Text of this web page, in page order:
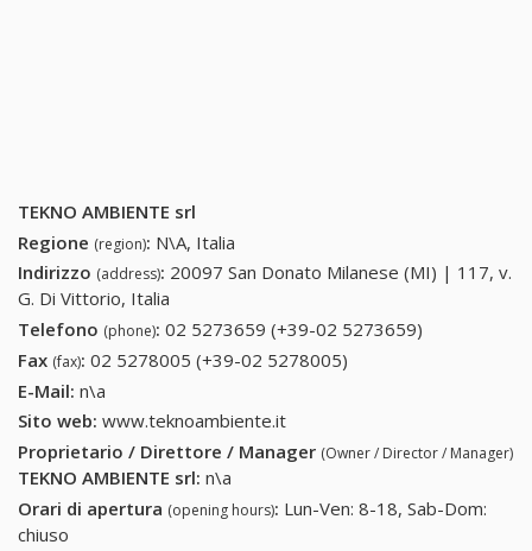
TEKNO AMBIENTE srl
Regione (region): N\A, Italia
Indirizzo (address): 20097 San Donato Milanese (MI) | 117, v.
G. Di Vittorio, Italia
Telefono (phone): 02 5273659 (+39-02 5273659)
Fax (fax): 02 5278005 (+39-02 5278005)
E-Mail: n\a
Sito web: www.teknoambiente.it
Proprietario / Direttore / Manager (Owner / Director / Manager)
TEKNO AMBIENTE srl: n\a
Orari di apertura (opening hours): Lun-Ven: 8-18, Sab-Dom:
chiuso